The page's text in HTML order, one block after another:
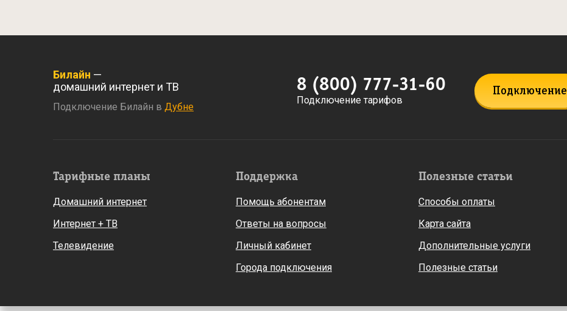
Билайн —
домашний интернет и ТВ
Подключение Билайн в Дубне
8 (800) 777-31-60
Подключение тарифов
Подключение
Тарифные планы
Домашний интернет
Интернет + ТВ
Телевидение
Поддержка
Помощь абонентам
Ответы на вопросы
Личный кабинет
Города подключения
Полезные статьи
Способы оплаты
Карта сайта
Дополнительные услуги
Полезные статьи